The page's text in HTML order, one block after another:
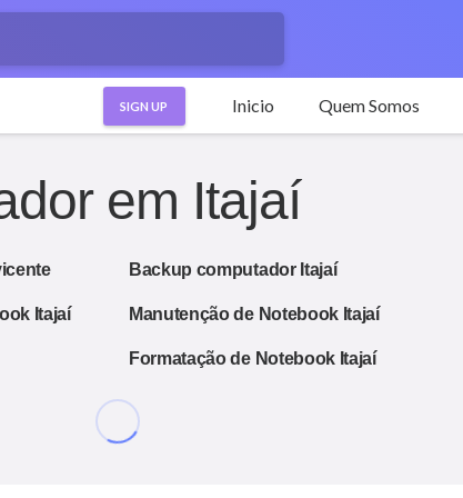
SIGN UP Inicio Quem Somos
em Itajaí
Backup computador Itajaí
Itajaí Manutenção de Notebook Itajaí
Formatação de Notebook Itajaí